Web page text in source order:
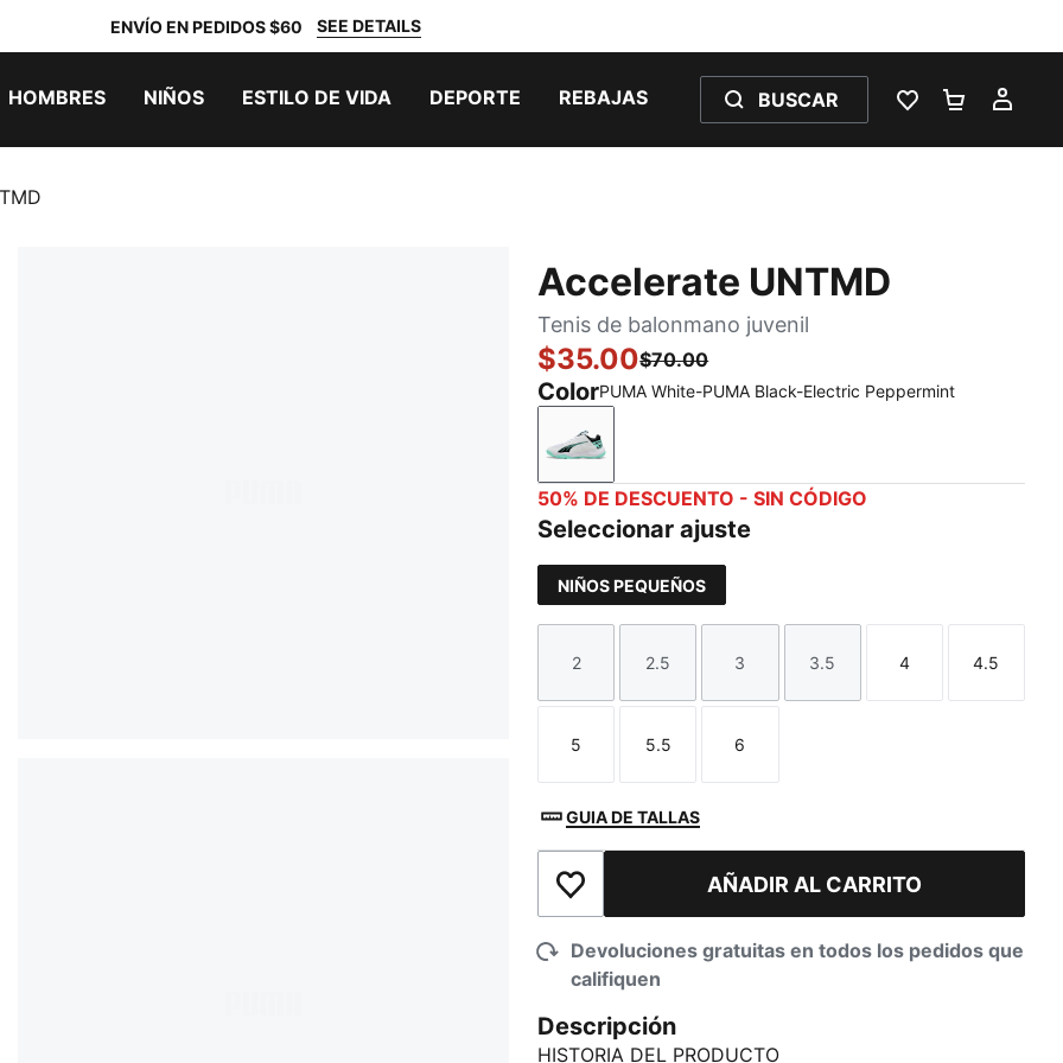
ENVÍO EN PEDIDOS $60 SEE DETAILS
HOMBRES NIÑOS ESTILO DE VIDA DEPORTE REBAJAS BUSCAR
LISTA DE
Accelerate UNTMD
Tenis de balonmano juvenil
$35.00$70.00
ColorPUMA White-PUMA Black-Electric Peppermint
PUMA White-PUMA Black-Electric Peppermint
50% DE DESCUENTO - SIN CÓDIGO
Seleccionar ajuste
NIÑOS PEQUEÑOS
Talla
2
Talla
2.5
Talla
3
Talla
3.5
Talla
4
Talla
4.5
Talla
5
Talla
5.5
Talla
6
GUIA DE TALLAS
Añadir a la lista de deseosAÑADIR AL CARRITO
Devoluciones gratuitas en todos los pedidos que
califiquen
Descripción
HISTORIA DEL PRODUCTO